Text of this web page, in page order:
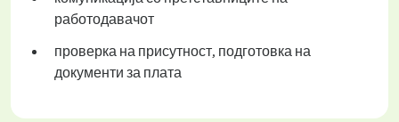
работодавачот
проверка на присутност, подготовка на
документи за плата